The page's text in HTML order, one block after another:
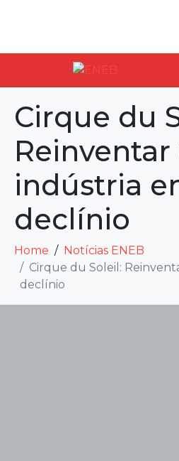
Cirque du
indústria
declínio
Home
Notícias ENEB
Cirque du Soleil:
declínio